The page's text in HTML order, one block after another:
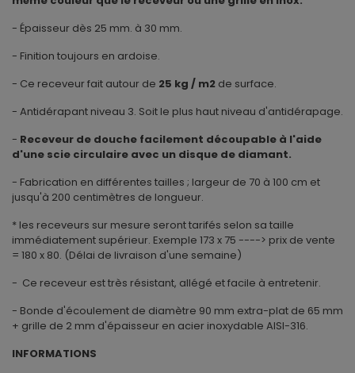
- Épaisseur dès 25 mm. à 30 mm.
- Finition toujours en ardoise.
- Ce receveur fait autour de 25 kg / m2 de surface.
- Antidérapant niveau 3. Soit le plus haut niveau d'antidérapage.
- Receveur de douche facilement découpable à l'aide
d'une scie circulaire avec un disque de diamant.
- Fabrication en différentes tailles ; largeur de 70 à 100 cm et
jusqu'à 200 centimètres de longueur.
* les receveurs sur mesure seront tarifés selon sa taille
immédiatement supérieur. Exemple 173 x 75 ----> prix de vente
= 180 x 80. (Délai de livraison d'une semaine)
- Ce receveur est très résistant, allégé et facile à entretenir.
- Bonde d'écoulement de diamètre 90 mm extra-plat de 65 mm
+ grille de 2 mm d'épaisseur en acier inoxydable AISI-316.
INFORMATIONS